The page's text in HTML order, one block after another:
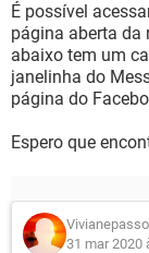
É possível
página aberta da
abaixo tem um
janelinha do
página do
Espero que
31 mar 2020